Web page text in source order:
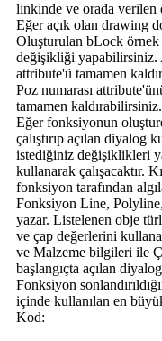
linkinde ve orada verilen
Eğer açık olan drawing
Oluşturulan bLock
değişikliği yapabilirsiniz.
attribute'ü tamamen
Poz numarası
tamamen kaldırabilirsiniz.
Eğer fonksiyonun
çalıştırıp açılan
istediğiniz değişiklikleri
kullanarak çalışacaktır.
fonksiyon tarafından
Fonksiyon Line,
yazar. Listelenen obje
ve çap değerlerini
ve Malzeme bilgileri ile
başlangıçta açılan
Fonksiyon
içinde kullanılan en
Kod: